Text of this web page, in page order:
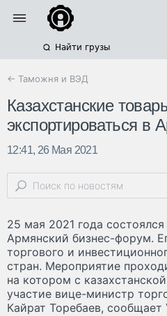
Найти грузы
← Таможня и ВЭД
Казахстанские
экспортироваться в
12:41, 26 Мая 2021
25 мая 2021 года
Армянский бизнес-форум.
торгового и
стран. Мероприятие
на котором с
участие вице-министр
Кайрат Торебаев, сообщает